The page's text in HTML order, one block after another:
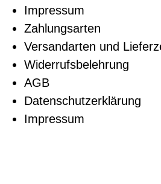
Impressum
Zahlungsarten
Versandarten und
Widerrufsbelehrung
AGB
Datenschutzerklärung
Impressum